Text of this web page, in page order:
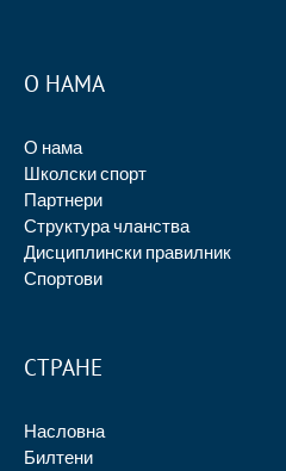
О НАМА
О нама
Школски спорт
Партнери
Структура чланства
Дисциплински правилник
Спортови
СТРАНЕ
Насловна
Билтени